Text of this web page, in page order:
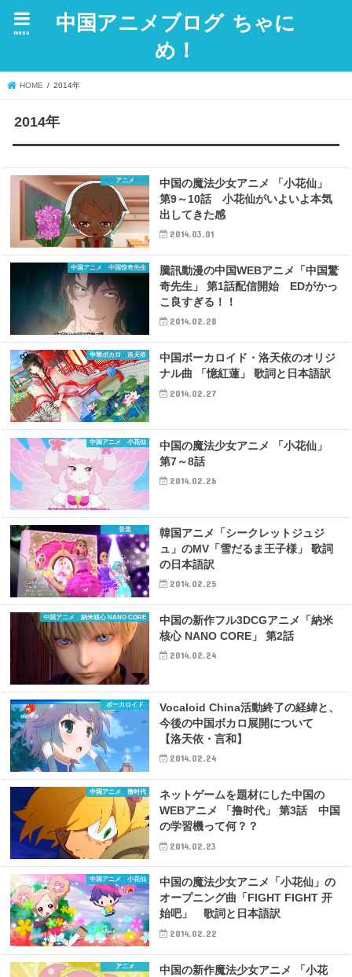
中国アニメブログ ちゃに
め！
menu
HOME 2014年
2014年
アニメ
中国の魔法少女アニメ 「小花仙」
第9～10話 小花仙がいよいよ本気
出してきた感
2014.03.01
中国アニメ 中国惊奇先生
騰訊動漫の中国WEBアニメ「中国驚
奇先生」 第1話配信開始 EDがかっ
こ良すぎる！！
2014.02.28
中華ボカロ 洛天依
中国ボーカロイド・洛天依のオリジ
ナル曲 「憶紅蓮」 歌詞と日本語訳
2014.02.27
中国アニメ 小花仙
中国の魔法少女アニメ 「小花仙」
第7～8話
2014.02.26
音楽
韓国アニメ「シークレットジュジ
ュ」のMV「雪だるま王子様」 歌詞
の日本語訳
2014.02.25
中国アニメ 納米核心 NANO CORE
中国の新作フル3DCGアニメ「納米
核心 NANO CORE」 第2話
2014.02.24
ボーカロイド
Vocaloid China活動終了の経緯と、
今後の中国ボカロ展開について
【洛天依・言和】
2014.02.24
中国アニメ 撸时代
ネットゲームを題材にした中国の
WEBアニメ 「撸时代」 第3話 中国
の学習機って何？？
2014.02.23
中国アニメ 小花仙
中国の魔法少女アニメ「小花仙」の
オープニング曲「FIGHT FIGHT 开
始吧」 歌詞と日本語訳
2014.02.22
アニメ
中国の新作魔法少女アニメ 「小花